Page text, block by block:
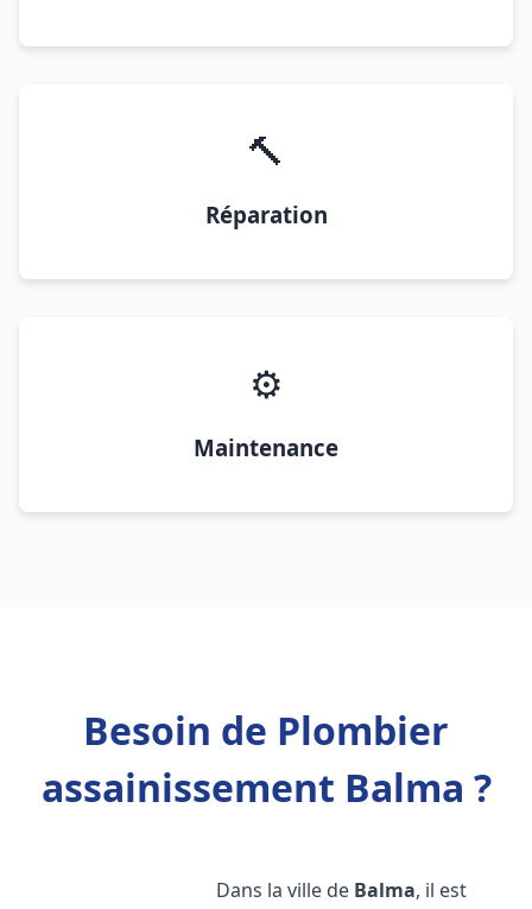
🔨
Réparation
⚙️
Maintenance
Besoin de Plombier
assainissement Balma ?
Dans la ville de Balma, il est